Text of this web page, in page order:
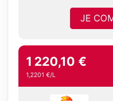
JE
1 220,10 €
1,2201 €/L